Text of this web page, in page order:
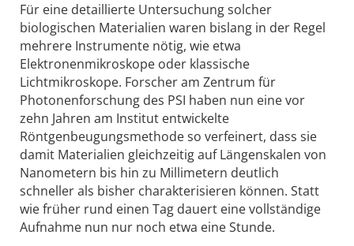
Für eine detaillierte Untersuchung solcher
biologischen Materialien waren bislang in der Regel
mehrere Instrumente nötig, wie etwa
Elektronenmikroskope oder klassische
Lichtmikroskope. Forscher am Zentrum für
Photonenforschung des PSI haben nun eine vor
zehn Jahren am Institut entwickelte
Röntgenbeugungsmethode so verfeinert, dass sie
damit Materialien gleichzeitig auf Längenskalen von
Nanometern bis hin zu Millimetern deutlich
schneller als bisher charakterisieren können. Statt
wie früher rund einen Tag dauert eine vollständige
Aufnahme nun nur noch etwa eine Stunde.